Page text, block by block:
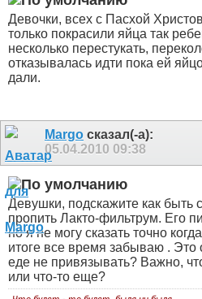
Девочки, всех с Пасхой
только покрасили яйца так
несколько перестукать,
отказывалась идти пока ей
дали.
Margo сказал(-а):
05.04.2010 09:38
Девушки, подскажите как быть
пропить Лакто-фильтрум. Его
но я не могу сказать точно
итоге все время забываю . Это
еде не привязывать? Важно,
или что-то еще?